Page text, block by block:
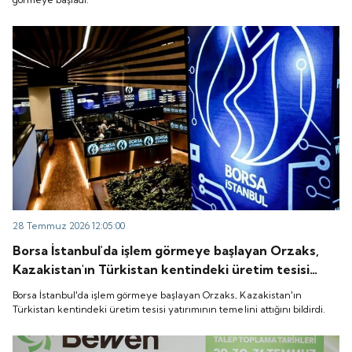
28 Temmuz 2026 12:05:00
Borsa İstanbul'da işlem görmeye başlayan Orzaks,
Kazakistan'ın Türkistan kentindeki üretim tesisi
yatırımının temelini attığını bildirdi.
Borsa İstanbul'da işlem görmeye başlayan Orzaks, Kazakistan'ın
Türkistan kentindeki üretim tesisi yatırımının temelini attığını bildirdi.